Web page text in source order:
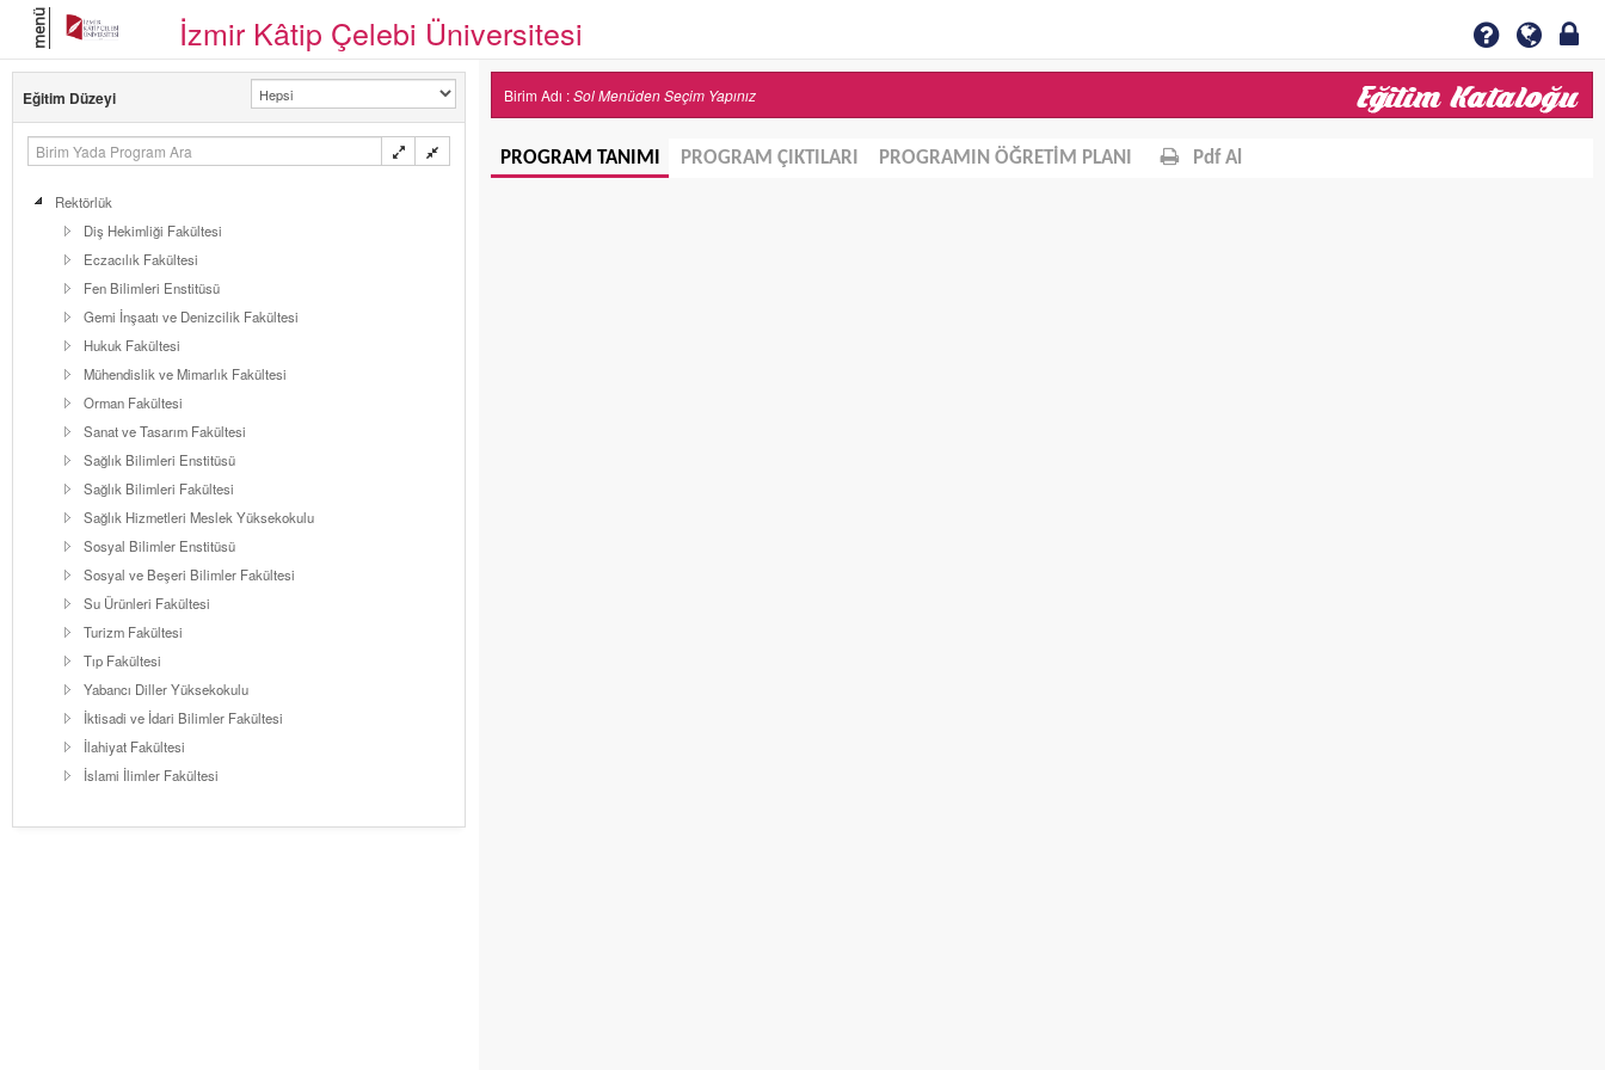
menü İzmir Kâtip Çelebi Üniversitesi
Eğitim Düzeyi
Rektörlük
Diş Hekimliği Fakültesi
Eczacılık Fakültesi
Fen Bilimleri Enstitüsü
Gemi İnşaatı ve Denizcilik Fakültesi
Hukuk Fakültesi
Mühendislik ve Mimarlık Fakültesi
Orman Fakültesi
Sanat ve Tasarım Fakültesi
Sağlık Bilimleri Enstitüsü
Sağlık Bilimleri Fakültesi
Sağlık Hizmetleri Meslek Yüksekokulu
Sosyal Bilimler Enstitüsü
Sosyal ve Beşeri Bilimler Fakültesi
Su Ürünleri Fakültesi
Turizm Fakültesi
Tıp Fakültesi
Yabancı Diller Yüksekokulu
İktisadi ve İdari Bilimler Fakültesi
İlahiyat Fakültesi
İslami İlimler Fakültesi
Birim Adı :Sol Menüden Seçim Yapınız
PROGRAM TANIMI PROGRAM ÇIKTILARI PROGRAMIN ÖĞRETİM PLANI Pdf Al